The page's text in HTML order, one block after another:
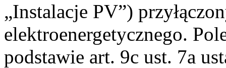
„Instalacje PV”)
elektroenergetycznego.
podstawie art. 9c ust. 7a